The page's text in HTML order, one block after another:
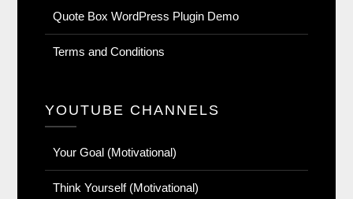
Quote Box WordPress Plugin Demo
Terms and Conditions
YOUTUBE CHANNELS
Your Goal (Motivational)
Think Yourself (Motivational)